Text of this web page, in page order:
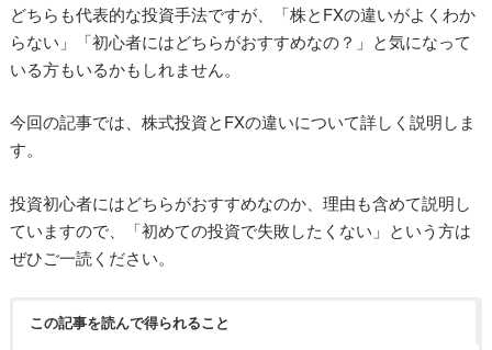
どちらも代表的な投資手法ですが、「株とFXの違いがよくわか
らない」「初心者にはどちらがおすすめなの？」と気になって
いる方もいるかもしれません。
今回の記事では、株式投資とFXの違いについて詳しく説明しま
す。
投資初心者にはどちらがおすすめなのか、理由も含めて説明し
ていますので、「初めての投資で失敗したくない」という方は
ぜひご一読ください。
この記事を読んで得られること